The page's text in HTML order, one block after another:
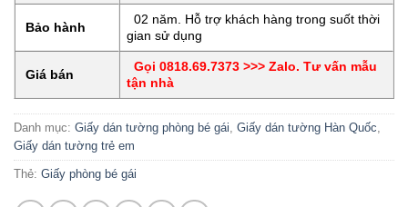
Bảo hành
02 năm. Hỗ trợ khách hàng trong suốt thời
gian sử dụng
Giá bán
Gọi 0818.69.7373 >>> Zalo. Tư vấn mẫu
tận nhà
Danh mục: Giấy dán tường phòng bé gái Giấy dán tường Hàn Quốc
Giấy dán tường trẻ em
Thẻ: Giấy phòng bé gái